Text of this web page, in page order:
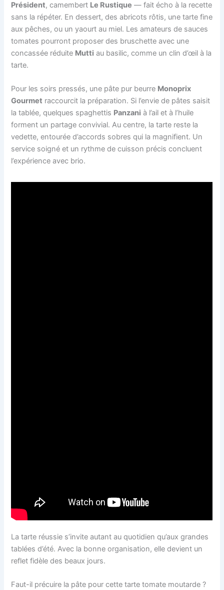
Président, camembert Le Rustique — fait écho à la recette
sans la répéter. En dessert, des abricots rôtis, une tarte fine
aux pêches, ou un yaourt au miel. Les amateurs de sauces
tomates pourront proposer des bruschette avec une
concassée réduite Mutti au basilic, comme un clin d’œil à la
tarte.
Pour les soirs pressés, une pâte pur beurre Monoprix
Gourmet raccourcit la préparation. Si l’envie de pâtes saisit
la tablée, quelques spaghettis Panzani à l’ail et à l’huile
forment un partage convivial. Au centre, la tarte reste la
vedette, entourée d’accords sobres qui la magnifient. Un
service soigné et un rythme de cuisson précis concluent
l’expérience avec brio.
La tarte réussie s’invite autant au quotidien qu’aux grandes
tablées d’été. Avec la bonne organisation, elle devient un
reflet fidèle des beaux jours.
Faut-il précuire la pâte pour cette tarte tomate moutarde ?